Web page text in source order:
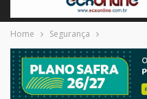
Home Segurança